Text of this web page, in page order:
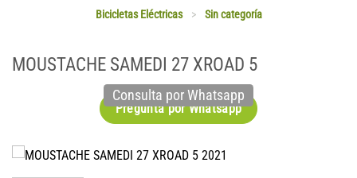
Bicicletas Eléctricas > Sin categoría
MOUSTACHE SAMEDI 27 XROAD 5
Pregunta por Whatsapp
Consulta por Whatsapp